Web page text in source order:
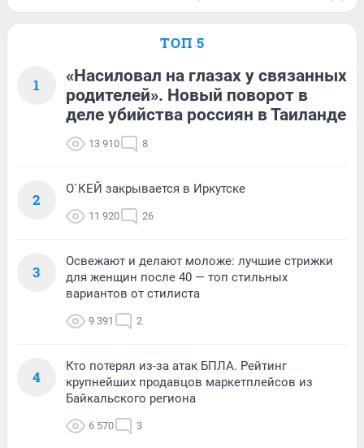
ТОП 5
1
«Насиловал на глазах у связанных
родителей». Новый поворот в
деле убийства россиян в Таиланде
13 910 8
2
О`КЕЙ закрывается в Иркутске
11 920 26
3
Освежают и делают моложе: лучшие стрижки
для женщин после 40 — топ стильных
вариантов от стилиста
9 391 2
4
Кто потерял из-за атак БПЛА. Рейтинг
крупнейших продавцов маркетплейсов из
Байкальского региона
6 570 3